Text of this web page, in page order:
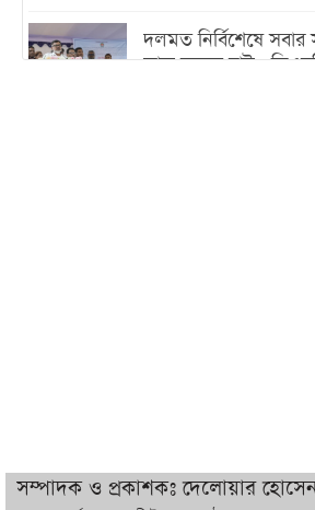
দলমত নির্বিশেষে
কাজ করতে চাই :
সম্পাদক ও প্রকাশকঃ দেলোয়ার